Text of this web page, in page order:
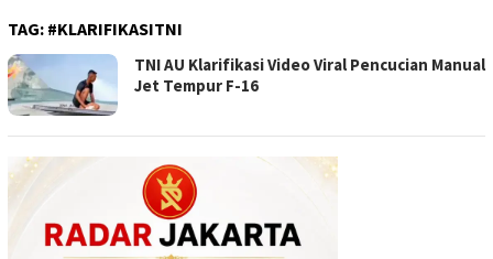
TAG: #KLARIFIKASITNI
TNI AU Klarifikasi Video Viral Pencucian Manual
Jet Tempur F-16